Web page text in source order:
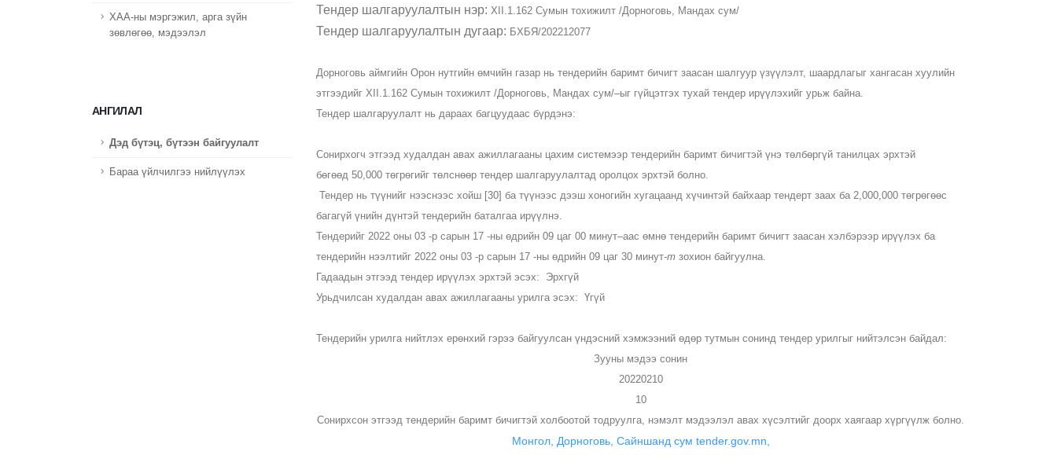
ХАА-ны мэргэжил, арга зүйн
зөвлөгөө, мэдээлэл
АНГИЛАЛ
Дэд бүтэц, бүтээн байгуулалт
Бараа үйлчилгээ нийлүүлэх
Тендер шалгаруулалтын нэр:​ XII.1.162 Сумын тохижилт /Дорноговь, Мандах сум/
Тендер шалгаруулалтын дугаар: БХБЯ/202212077
Дорноговь аймгийн Орон нутгийн өмчийн газар нь тендерийн баримт бичигт заасан шалгуур үзүүлэлт, шаардлагыг хангасан хуулийн
этгээдийг XII.1.162 Сумын тохижилт /Дорноговь, Мандах сум/–ыг гүйцэтгэх тухай тендер ирүүлэхийг урьж байна.
Тендер шалгаруулалт нь дараах багцуудаас бүрдэнэ:
Сонирхогч этгээд худалдан авах ажиллагааны цахим системээр тендерийн баримт бичигтэй үнэ төлбөргүй танилцах эрхтэй
бөгөөд 50,000 төгрөгийг төлснөөр тендер шалгаруулалтад оролцох эрхтэй болно.
Тендер нь түүнийг нээснээс хойш [30] ба түүнээс дээш хоногийн хугацаанд хүчинтэй байхаар тендерт заах ба 2,000,000 төгрөгөөс
багагүй үнийн дүнтэй тендерийн баталгаа ирүүлнэ.
Тендерийг 2022 оны 03 -р сарын 17 -ны өдрийн 09 цаг 00 минут–аас өмнө тендерийн баримт бичигт заасан хэлбэрээр ирүүлэх ба
тендерийн нээлтийг 2022 оны 03 -р сарын 17 -ны өдрийн 09 цаг 30 минут-т зохион байгуулна.
Гадаадын этгээд тендер ирүүлэх эрхтэй эсэх:
Эрхгүй
Урьдчилсан худалдан авах ажиллагааны урилга эсэх: Үгүй
Тендерийн урилга нийтлэх ерөнхий гэрээ байгуулсан үндэсний хэмжээний өдөр тутмын сонинд тендер урилгыг нийтэлсэн байдал:
Зууны мэдээ сонин
20220210
10
Сонирхсон этгээд тендерийн баримт бичигтэй холбоотой тодруулга, нэмэлт мэдээлэл авах хүсэлтийг доорх хаягаар хүргүүлж болно.
Монгол, Дорноговь, Сайншанд сум tender.gov.mn,